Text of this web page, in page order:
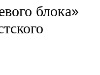
блока»